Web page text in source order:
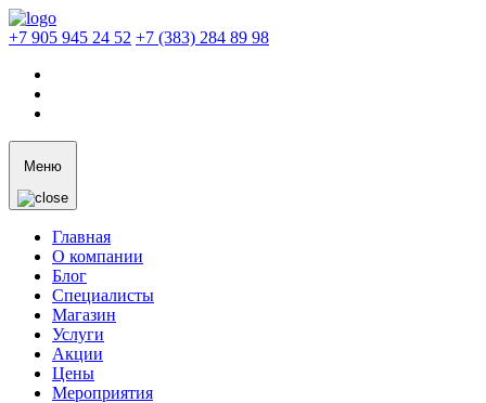
+7 905 945 24 52 +7 (383) 284 89 98
Меню
Главная
О компании
Блог
Специалисты
Магазин
Услуги
Акции
Цены
Мероприятия